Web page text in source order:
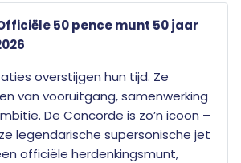
50 pence munt 50 jaar
overstijgen hun tijd. Ze
van vooruitgang, samenwerking
De Concorde is zo’n icoon –
legendarische supersonische jet
officiële herdenkingsmunt,